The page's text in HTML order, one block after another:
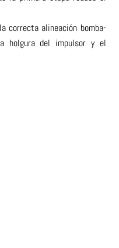
correcta alineación bomba-
del impulsor y el